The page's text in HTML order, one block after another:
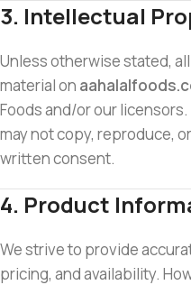
3. Intellectual
Unless otherwise stated,
material on
Foods and/or our
may not copy, reproduce,
written consent.
4. Product
We strive to provide
pricing, and availability.